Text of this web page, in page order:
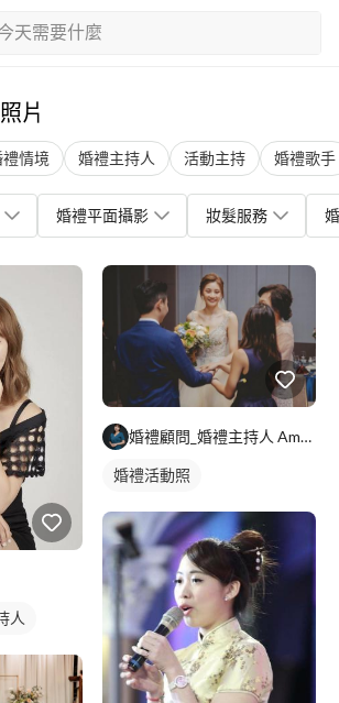
片
禮情境 婚禮主持人 活動主持 婚禮歌手
婚禮平面攝影 妝髮服務
人
婚禮顧問_婚禮主持人 Amy艾咪
婚禮活動照